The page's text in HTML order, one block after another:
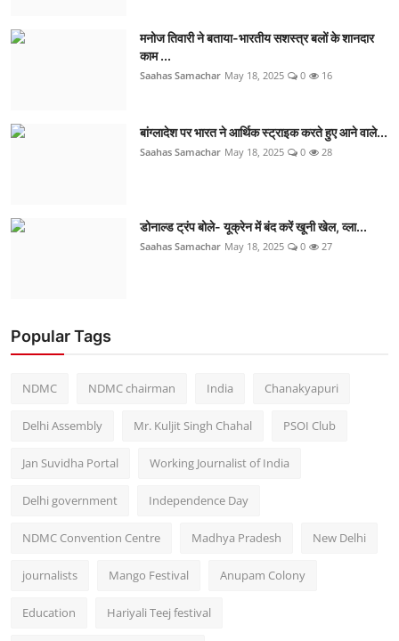
मनोज तिवारी ने बताया-भारतीय सशस्त्र बलों के शानदार
काम ...
Saahas Samachar May 18, 2025 0 16
बांग्लादेश पर भारत ने आर्थिक स्ट्राइक करते हुए आने वाले...
Saahas Samachar May 18, 2025 0 28
डोनाल्ड ट्रंप बोले- यूक्रेन में बंद करें खूनी खेल, व्ला...
Saahas Samachar May 18, 2025 0 27
Popular Tags
NDMC NDMC chairman India Chanakyapuri
Delhi Assembly Mr. Kuljit Singh Chahal PSOI Club
Jan Suvidha Portal Working Journalist of India
Delhi government Independence Day
NDMC Convention Centre Madhya Pradesh New Delhi
journalists Mango Festival Anupam Colony
Education Hariyali Teej festival